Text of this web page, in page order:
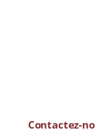
Contactez-